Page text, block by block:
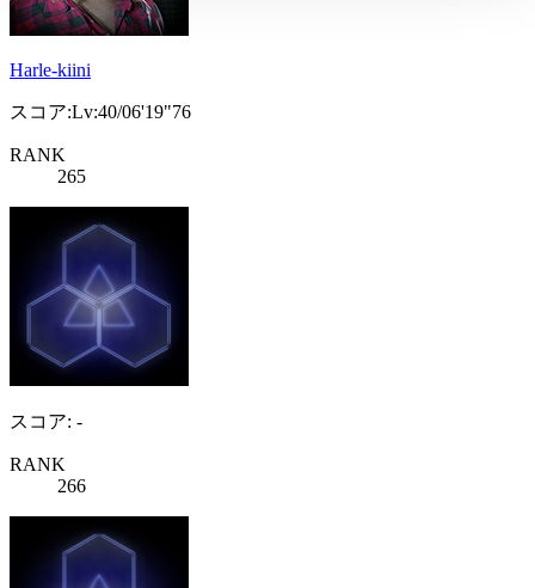
Harle-kiini
スコア:Lv:40/06'19"76
RANK
265
スコア: -
RANK
266